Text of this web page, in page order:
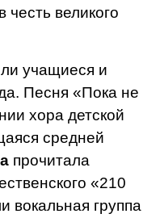
честь великого
учащиеся и
Песня «Пока не
хора детской
средней
прочитала
«210
вокальная группа